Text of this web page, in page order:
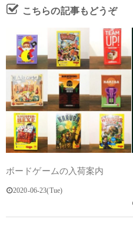
こちらの記事もどうぞ
ボードゲームの入荷案内
2020-06-23(Tue)